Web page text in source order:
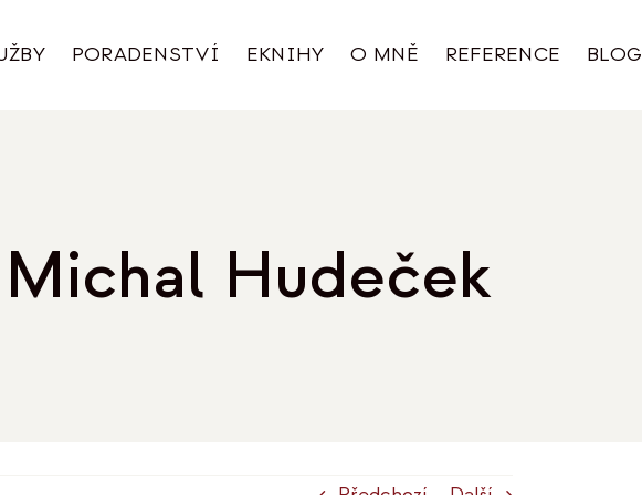
PORADENSTVÍ EKNIHY O MNĚ REFERENCE BLOG
Michal Hudeček